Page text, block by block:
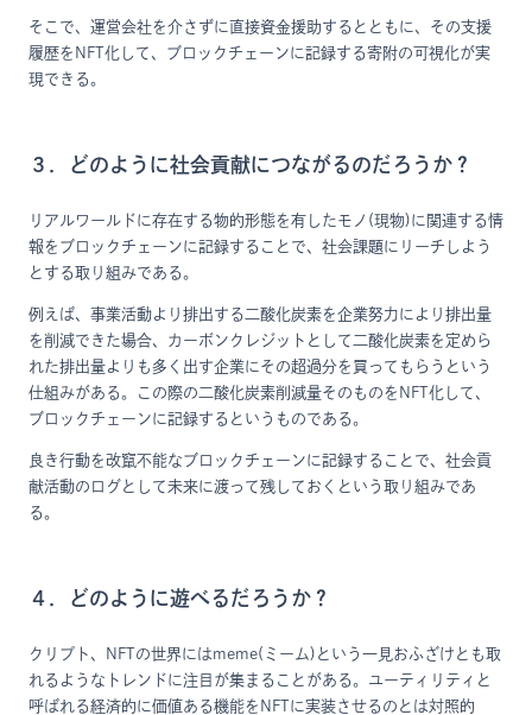
そこで、運営会社を介さずに直接資金援助するとともに、その支援
履歴をNFT化して、ブロックチェーンに記録する寄附の可視化が実
現できる。
３．どのように社会貢献につながるのだろうか？
リアルワールドに存在する物的形態を有したモノ(現物)に関連する情
報をブロックチェーンに記録することで、社会課題にリーチしよう
とする取り組みである。
例えば、事業活動より排出する二酸化炭素を企業努力により排出量
を削減できた場合、カーボンクレジットとして二酸化炭素を定めら
れた排出量よりも多く出す企業にその超過分を買ってもらうという
仕組みがある。この際の二酸化炭素削減量そのものをNFT化して、
ブロックチェーンに記録するというものである。
良き行動を改竄不能なブロックチェーンに記録することで、社会貢
献活動のログとして未来に渡って残しておくという取り組みであ
る。
４．どのように遊べるだろうか？
クリプト、NFTの世界にはmeme(ミーム)という一見おふざけとも取
れるようなトレンドに注目が集まることがある。ユーティリティと
呼ばれる経済的に価値ある機能をNFTに実装させるのとは対照的